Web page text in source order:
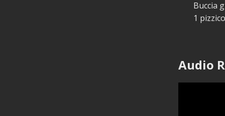
Buccia
1
Audio